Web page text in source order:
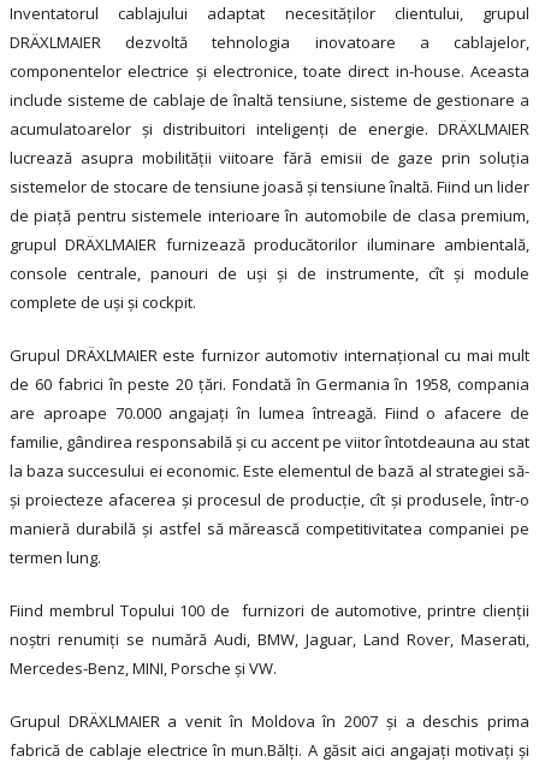
Inventatorul cablajului adaptat necesităților clientului, grupul
DRÄXLMAIER dezvoltă tehnologia inovatoare a cablajelor,
componentelor electrice și electronice, toate direct in-house. Aceasta
include sisteme de cablaje de înaltă tensiune, sisteme de gestionare a
acumulatoarelor și distribuitori inteligenți de energie. DRÄXLMAIER
lucrează asupra mobilității viitoare fără emisii de gaze prin soluția
sistemelor de stocare de tensiune joasă și tensiune înaltă. Fiind un lider
de piață pentru sistemele interioare în automobile de clasa premium,
grupul DRÄXLMAIER furnizează producătorilor iluminare ambientală,
console centrale, panouri de uși și de instrumente, cît și module
complete de uși și cockpit.
Grupul DRÄXLMAIER este furnizor automotiv internațional cu mai mult
de 60 fabrici în peste 20 țări. Fondată în Germania în 1958, compania
are aproape 70.000 angajați în lumea întreagă. Fiind o afacere de
familie, gândirea responsabilă și cu accent pe viitor întotdeauna au stat
la baza succesului ei economic. Este elementul de bază al strategiei să-
și proiecteze afacerea și procesul de producție, cît și produsele, într-o
manieră durabilă și astfel să mărească competitivitatea companiei pe
termen lung.
Fiind membrul Topului 100 de furnizori de automotive, printre clienții
noștri renumiți se numără Audi, BMW, Jaguar, Land Rover, Maserati,
Mercedes-Benz, MINI, Porsche și VW.
Grupul DRÄXLMAIER a venit în Moldova în 2007 și a deschis prima
fabrică de cablaje electrice în mun.Bălți. A găsit aici angajați motivați și